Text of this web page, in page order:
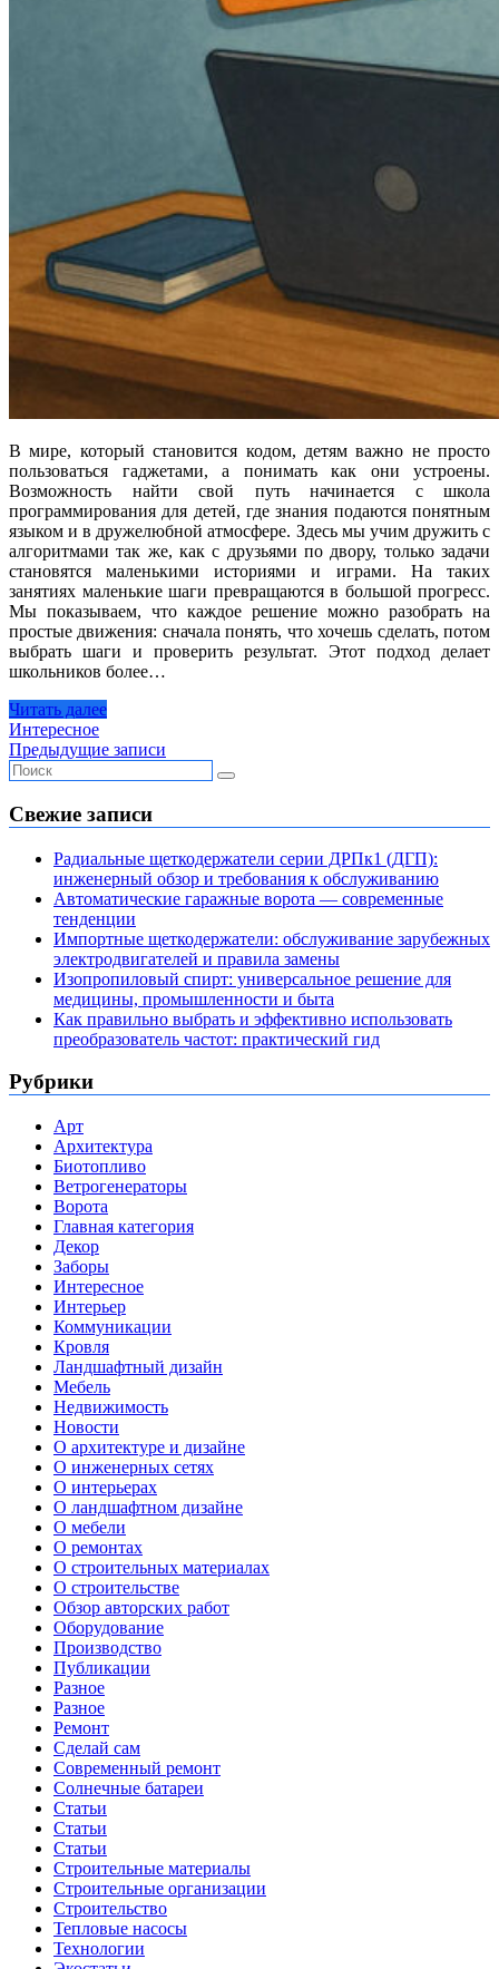
В мире, который становится кодом, детям важно не просто
пользоваться гаджетами, а понимать как они устроены.
Возможность найти свой путь начинается с школа
программирования для детей, где знания подаются понятным
языком и в дружелюбной атмосфере. Здесь мы учим дружить с
алгоритмами так же, как с друзьями по двору, только задачи
становятся маленькими историями и играми. На таких
занятиях маленькие шаги превращаются в большой прогресс.
Мы показываем, что каждое решение можно разобрать на
простые движения: сначала понять, что хочешь сделать, потом
выбрать шаги и проверить результат. Этот подход делает
школьников более…
Читать далее
Интересное
Навигация
по
записям
Предыдущие записи
Свежие записи
Радиальные щеткодержатели серии ДРПк1 (ДГП):
инженерный обзор и требования к обслуживанию
Автоматические гаражные ворота — современные
тенденции
Импортные щеткодержатели: обслуживание зарубежных
электродвигателей и правила замены
Изопропиловый спирт: универсальное решение для
медицины, промышленности и быта
Как правильно выбрать и эффективно использовать
преобразователь частот: практический гид
Рубрики
Арт
Архитектура
Биотопливо
Ветрогенераторы
Ворота
Главная категория
Декор
Заборы
Интересное
Интерьер
Коммуникации
Кровля
Ландшафтный дизайн
Мебель
Недвижимость
Новости
О архитектуре и дизайне
О инженерных сетях
О интерьерах
О ландшафтном дизайне
О мебели
О ремонтах
О строительных материалах
О строительстве
Обзор авторских работ
Оборудование
Производство
Публикации
Разное
Разное
Ремонт
Сделай сам
Современный ремонт
Солнечные батареи
Статьи
Статьи
Статьи
Строительные материалы
Строительные организации
Строительство
Тепловые насосы
Технологии